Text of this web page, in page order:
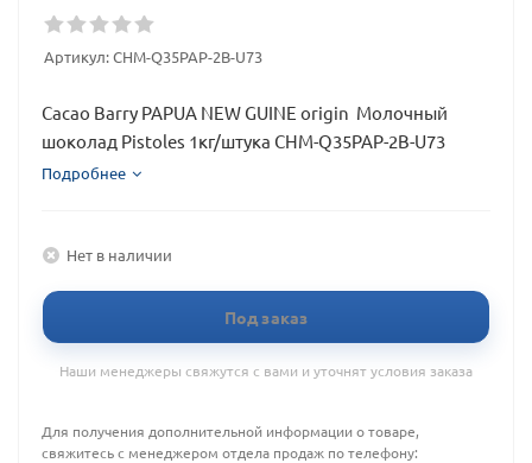
Артикул:CHM-Q35PAP-2B-U73
Cacao Barry PAPUA NEW GUINE origin Молочный
шоколад Pistoles 1кг/штука CHM-Q35PAP-2B-U73
Подробнее
Нет в наличии
Под заказ
Наши менеджеры свяжутся с вами и уточнят условия заказа
Для получения дополнительной информации о товаре,
свяжитесь с менеджером отдела продаж по телефону: